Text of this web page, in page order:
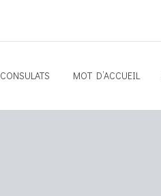
CONSULATS MOT D’ACCUEIL